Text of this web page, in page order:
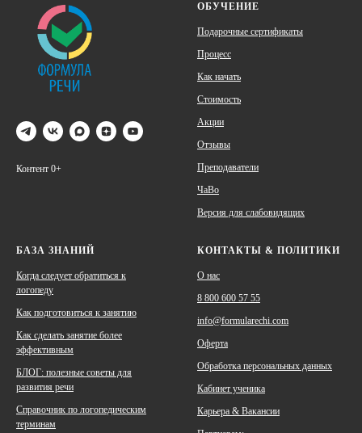
Контент 0+
ОБУЧЕНИЕ
Подарочные сертификаты
Процесс
Как начать
Стоимость
Акции
Отзывы
Преподаватели
ЧаВо
Версия для слабовидящих
БАЗА ЗНАНИЙ
Когда следует обратиться к
логопеду
Как подготовиться к занятию
Как сделать занятие более
эффективным
БЛОГ: полезные советы для
развития речи
Справочник по логопедическим
терминам
КОНТАКТЫ & ПОЛИТИКИ
О наc
8 800 600 57 55
info@formularechi.com
Оферта
Обработка персональных данных
Кабинет ученика
Карьера & Вакансии